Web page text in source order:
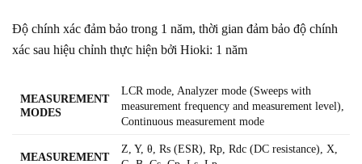
Độ chính xác đảm bảo trong 1 năm, thời gian đảm bảo độ chính
xác sau hiệu chỉnh thực hiện bởi Hioki: 1 năm
MEASUREMENT
MODES
LCR mode, Analyzer mode (Sweeps with
measurement frequency and measurement level),
Continuous measurement mode
MEASUREMENT
Z, Y, θ, Rs (ESR), Rp, Rdc (DC resistance), X,